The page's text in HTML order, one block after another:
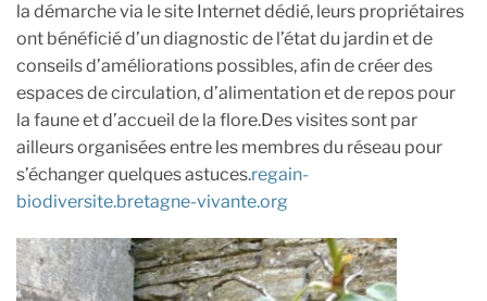
la démarche via le site Internet dédié, leurs propriétaires
ont bénéficié d’un diagnostic de l’état du jardin et de
conseils d’améliorations possibles, afin de créer des
espaces de circulation, d’alimentation et de repos pour
la faune et d’accueil de la flore.Des visites sont par
ailleurs organisées entre les membres du réseau pour
s’échanger quelques astuces.regain-
biodiversite.bretagne-vivante.org